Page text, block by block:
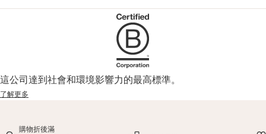
這公司達到社會和環境影響力的最高標準。
了解更多
購物折後滿